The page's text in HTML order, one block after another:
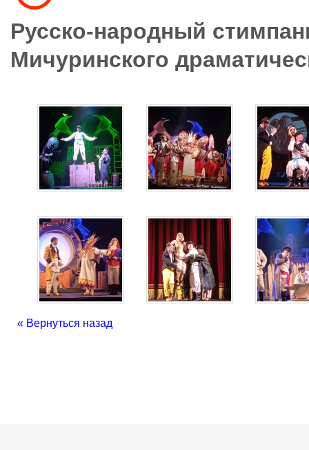
Русско-народный
Мичуринского
« Вернуться назад